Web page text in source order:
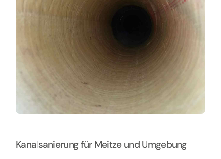
Kanalsanierung für Meitze und Umgebung